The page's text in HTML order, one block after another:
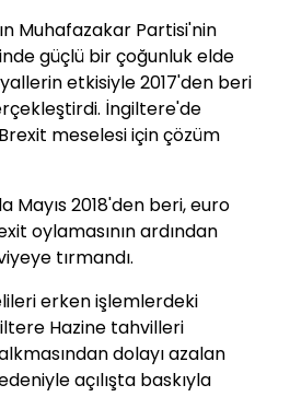
Muhafazakar Partisi'nin
güçlü bir çoğunluk elde
etkisiyle 2017'den beri
İngiltere'de
meselesi için çözüm
Mayıs 2018'den beri, euro
oylamasının ardından
tırmandı.
erken işlemlerdeki
Hazine tahvilleri
dolayı azalan
açılışta baskıyla